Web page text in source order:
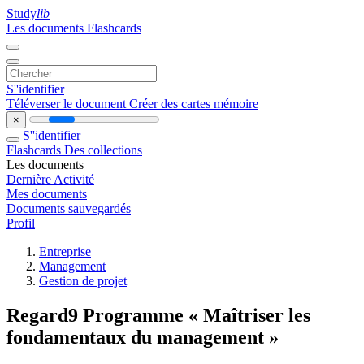
Studylib
Les documents Flashcards
S''identifier
Téléverser le document Créer des cartes mémoire
×
S''identifier
Flashcards Des collections
Les documents
Dernière Activité
Mes documents
Documents sauvegardés
Profil
Entreprise
Management
Gestion de projet
Regard9 Programme « Maîtriser les
fondamentaux du management »